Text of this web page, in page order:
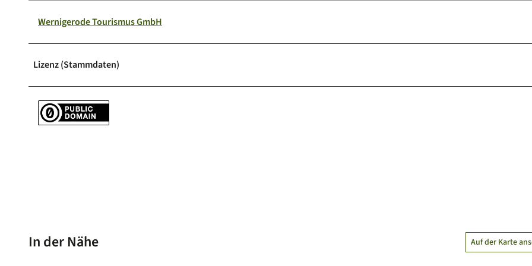
Wernigerode Tourismus GmbH
Lizenz (Stammdaten)
In der Nähe Auf der Karte